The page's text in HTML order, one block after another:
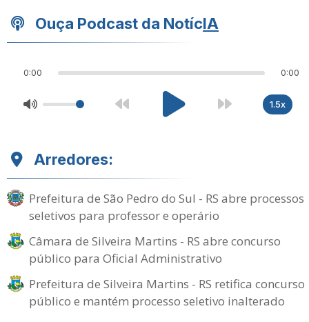
Ouça Podcast da NotícIA
0:00 0:00
1.5x
Arredores:
Prefeitura de São Pedro do Sul - RS abre processos
seletivos para professor e operário
Câmara de Silveira Martins - RS abre concurso
público para Oficial Administrativo
Prefeitura de Silveira Martins - RS retifica concurso
público e mantém processo seletivo inalterado